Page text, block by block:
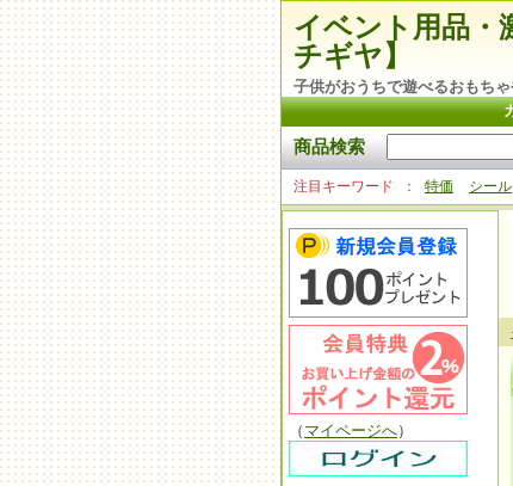
イベント用品・
チギヤ】
子供がおうちで遊べるおもち
商品検索
注目キーワード 特価 シール
（ マイページへ）